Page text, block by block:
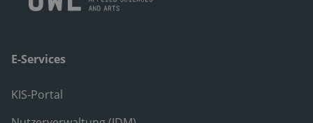
E-Services
KIS-Portal